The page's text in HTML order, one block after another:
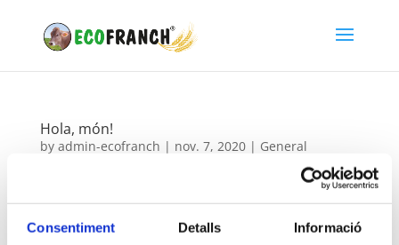
Consentiment Detalls Informació
Hola, món!
by admin-ecofranch | nov. 7, 2020| General
Benvinguts al WordPress. Aquest és la primera
entrada. Editeu-la o suprimiu-la, i aleshores
comenceu a escriure!